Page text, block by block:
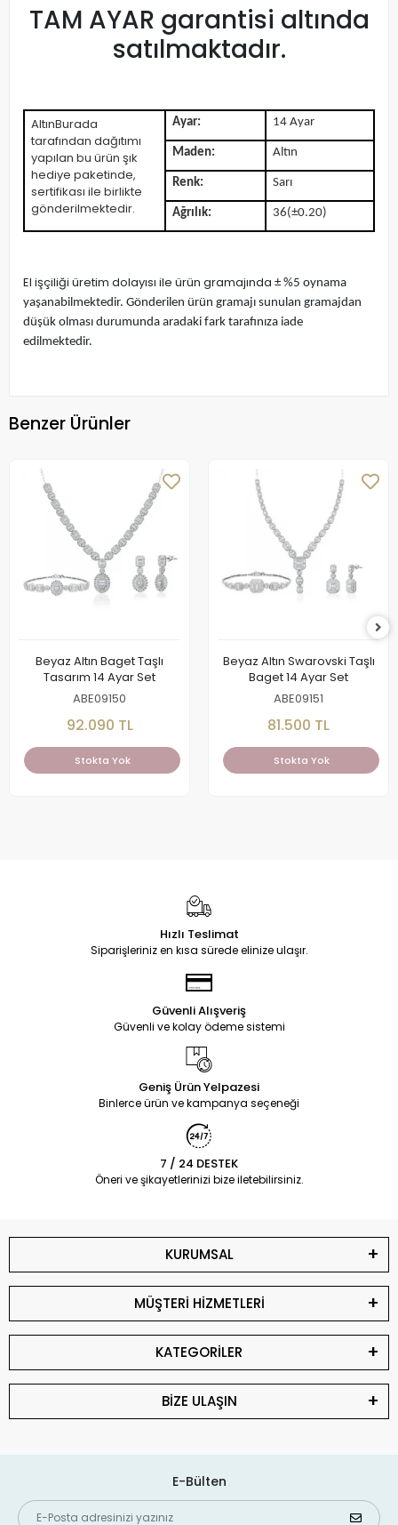
TAM AYAR garantisi altında
satılmaktadır.
AltınBurada
tarafından dağıtımı
yapılan bu ürün şık
hediye paketinde,
sertifikası ile birlikte
gönderilmektedir.
Ayar: 14 Ayar
Maden: Altın
Renk: Sarı
Ağrılık: 36(±0.20)
El işçiliği üretim dolayısı ile ürün gramajında ± %5 oynama
yaşanabilmektedir. Gönderilen ürün gramajı sunulan gramajdan
düşük olması durumunda aradaki fark tarafınıza iade
edilmektedir.
Benzer Ürünler
Beyaz Altın Baget Taşlı
Tasarım 14 Ayar Set
ABE09150
92.090 TL
Stokta Yok
Beyaz Altın Swarovski Taşlı
Baget 14 Ayar Set
ABE09151
81.500 TL
Stokta Yok
Hızlı Teslimat
Siparişleriniz en kısa sürede elinize ulaşır.
Güvenli Alışveriş
Güvenli ve kolay ödeme sistemi
Geniş Ürün Yelpazesi
Binlerce ürün ve kampanya seçeneği
7 / 24 DESTEK
Öneri ve şikayetlerinizi bize iletebilirsiniz.
KURUMSAL
MÜŞTERİ HİZMETLERİ
KATEGORİLER
BİZE ULAŞIN
E-Bülten